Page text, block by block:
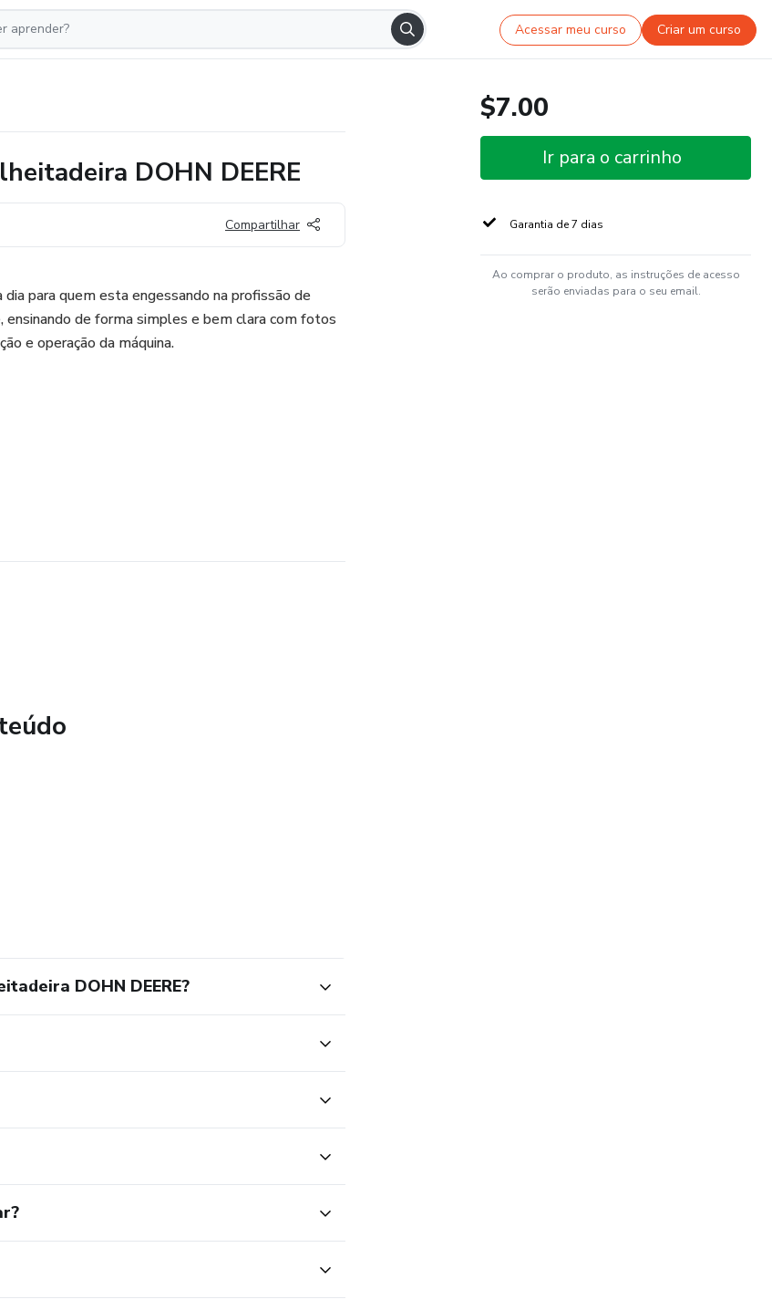
Acessar meu curso Criar um curso
DOHN DEERE
Compartilhar
para quem esta engessando na profissão de
ensinando de forma simples e bem clara com fotos
e operação da máquina.
DOHN DEERE?
$7.00
Ir para o carrinho
Garantia de 7 dias
Ao comprar o produto, as instruções de acesso
serão enviadas para o seu email.